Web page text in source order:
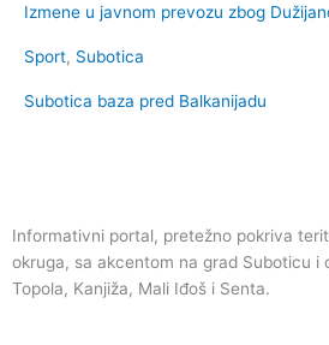
Izmene u javnom prevozu zbog
Sport, Subotica
Subotica baza pred Balkanijadu
Informativni portal, pretežno pokriva
okruga, sa akcentom na grad Suboticu i
Topola, Kanjiža, Mali Iđoš i Senta.